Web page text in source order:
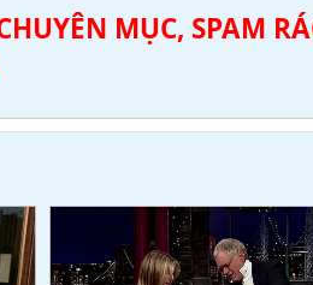
MỤC, SPAM